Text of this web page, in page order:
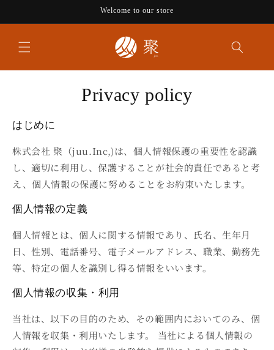
Welcome to our store
Privacy policy
はじめに
株式会社 聚（juu.Inc,)は、個人情報保護の重要性を認識
し、適切に利用し、保護することが社会的責任であると考
え、個人情報の保護に努めることをお約束いたします。
個人情報の定義
個人情報とは、個人に関する情報であり、氏名、生年月
日、性別、電話番号、電子メールアドレス、職業、勤務先
等、特定の個人を識別し得る情報をいいます。
個人情報の収集・利用
当社は、以下の目的のため、その範囲内においてのみ、個
人情報を収集・利用いたします。 当社による個人情報の